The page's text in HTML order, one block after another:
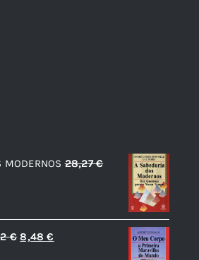
MODERNOS 28,27€
€ O
8,48€